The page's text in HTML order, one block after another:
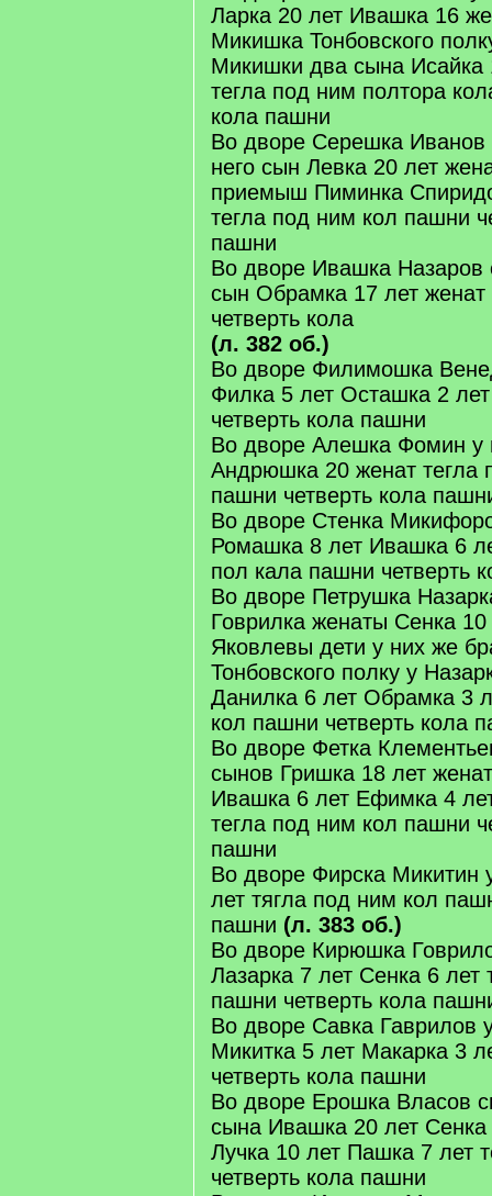
Ларка 20 лет Ивашка 16
Микишка Тонбовского
Микишки два сына Исайка
тегла под ним полтора
кола пашни
Во дворе Серешка
него сын Левка 20 лет
приемыш Пиминка
тегла под ним кол пашни
пашни
Во дворе Ивашка Назаров
сын Обрамка 17 лет женат
четверть кола
(л. 382 об.)
Во дворе Филимошка
Филка 5 лет Осташка 2
четверть кола пашни
Во дворе Алешка Фомин у
Андрюшка 20 женат тегла
пашни четверть кола
Во дворе Стенка
Ромашка 8 лет Ивашка 6
пол кала пашни четверть
Во дворе Петрушка
Говрилка женаты Сенка
Яковлевы дети у них же
Тонбовского полку у
Данилка 6 лет Обрамка 3
кол пашни четверть кола
Во дворе Фетка
сынов Гришка 18 лет
Ивашка 6 лет Ефимка 4
тегла под ним кол пашни
пашни
Во дворе Фирска Микитин
лет тягла под ним кол
пашни (л. 383 об.)
Во дворе Кирюшка
Лазарка 7 лет Сенка 6 лет
пашни четверть кола
Во дворе Савка Гаврилов
Микитка 5 лет Макарка 3
четверть кола пашни
Во дворе Ерошка Власов
сына Ивашка 20 лет
Лучка 10 лет Пашка 7 лет
четверть кола пашни